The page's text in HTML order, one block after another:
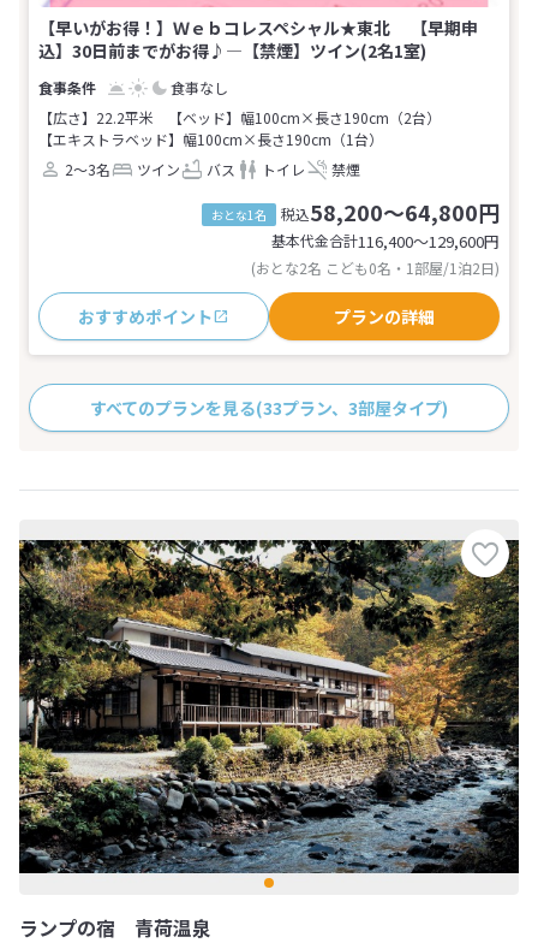
【早いがお得！】Ｗｅｂコレスペシャル★東北 【早期申
込】30日前までがお得♪―【禁煙】ツイン(2名1室)
食事なし
【広さ】22.2平米
【ベッド】幅100cm×長さ190cm（2台）
【エキストラベッド】幅100cm×長さ190cm（1台）
2～3名
ツイン バス トイレ 禁煙
おとな1名 税込58,200～64,800円
基本代金合計116,400〜129,600円
(おとな2名 こども0名・1部屋/1泊2日)
おすすめポイント プランの詳細
すべてのプランを見る(33プラン、3部屋タイプ)
ランプの宿 青荷温泉